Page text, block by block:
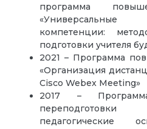
программа
компетенции:
подготовки учителя
2021 – Программа
«Организация
Cisco Webex Meeting»
2017 –
переподготовки
педагогические